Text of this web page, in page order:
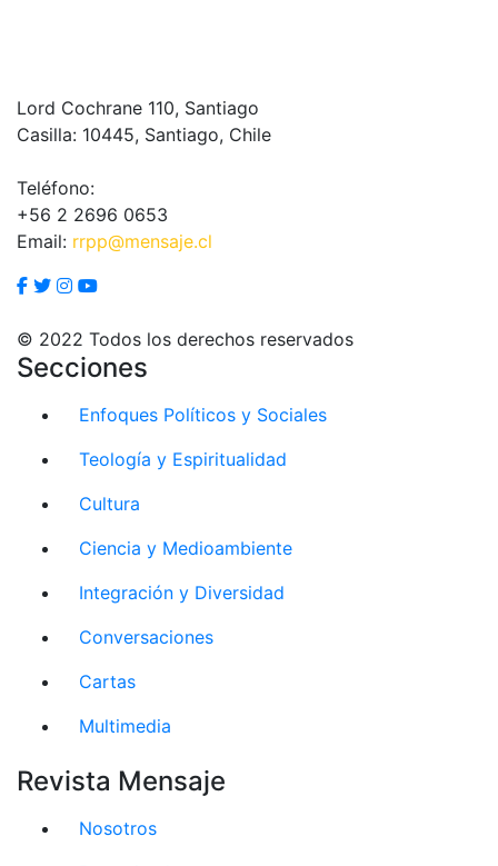
Lord Cochrane 110, Santiago
Casilla: 10445, Santiago, Chile
Teléfono:
+56 2 2696 0653
Email: rrpp@mensaje.cl
© 2022 Todos los derechos reservados
Secciones
Enfoques Políticos y Sociales
Teología y Espiritualidad
Cultura
Ciencia y Medioambiente
Integración y Diversidad
Conversaciones
Cartas
Multimedia
Revista Mensaje
Nosotros